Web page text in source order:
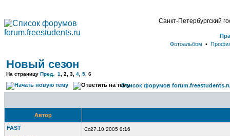
Санкт-Петербургский
Фотоальбом •
Новый сезон
На страницу Пред. 1 , 2, 3, 4 5 6
Список форумов
Автор
FAST 27.10.2005 0:16